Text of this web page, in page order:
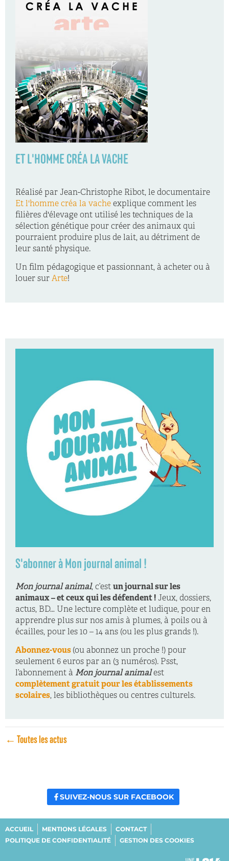
ET L'HOMME CRÉA LA VACHE
Réalisé par Jean-Christophe Ribot, le documentaire
Et l'homme créa la vache explique comment les
filières d'élevage ont utilisé les techniques de la
sélection génétique pour créer des animaux qui
pourraient produire plus de lait, au détriment de
leur santé physique.
Un film pédagogique et passionnant, à acheter ou à
louer sur Arte!
S'abonner à Mon journal animal !
Mon journal animal, c’est un journal sur les
animaux – et ceux qui les défendent ! Jeux, dossiers,
actus, BD… Une lecture complète et ludique, pour en
apprendre plus sur nos amis à plumes, à poils ou à
écailles, pour les 10 – 14 ans (ou les plus grands !).
Abonnez-vous (ou abonnez un proche !) pour
seulement 6 euros par an (3 numéros). Psst,
l’abonnement à Mon journal animalest
complètement gratuit pour les établissements
scolaires, les bibliothèques ou centres culturels.
← Toutes les actus
SUIVEZ-NOUS SUR FACEBOOK
ACCUEIL MENTIONS LÉGALES
CONTACT
POLITIQUE DE CONFIDENTIALITÉ
GESTION DES COOKIES